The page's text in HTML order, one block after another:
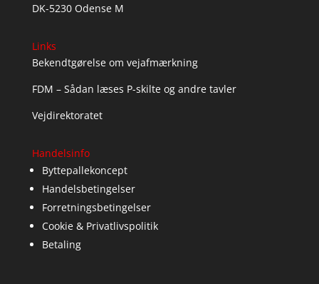
DK-5230 Odense M
Links
Bekendtgørelse om vejafmærkning
FDM – Sådan læses P-skilte og andre tavler
Vejdirektoratet
Handelsinfo
Byttepallekoncept
Handelsbetingelser
Forretningsbetingelser
Cookie & Privatlivspolitik
Betaling